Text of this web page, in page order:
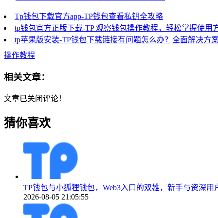
Tp钱包下载官方app-TP钱包查看私钥全攻略
tp钱包官方正版下载-TP 观察钱包操作教程，轻松掌握使用
tp苹果版安装-TP钱包下载链接有问题怎么办？全面解决方
操作教程
相关文章：
文章已关闭评论！
猜你喜欢
TP钱包与小狐狸钱包，Web3入口的双雄，新手与资深用
2026-08-05 21:05:55